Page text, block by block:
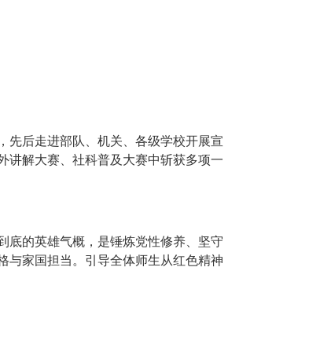
先后走进部队、机关、各级学校开展宣
讲解大赛、社科普及大赛中斩获多项一
底的英雄气概，是锤炼党性修养、坚守
与家国担当。引导全体师生从红色精神